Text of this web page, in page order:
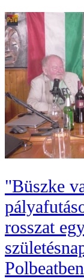
"Büszke
rosszat
Polbeatben